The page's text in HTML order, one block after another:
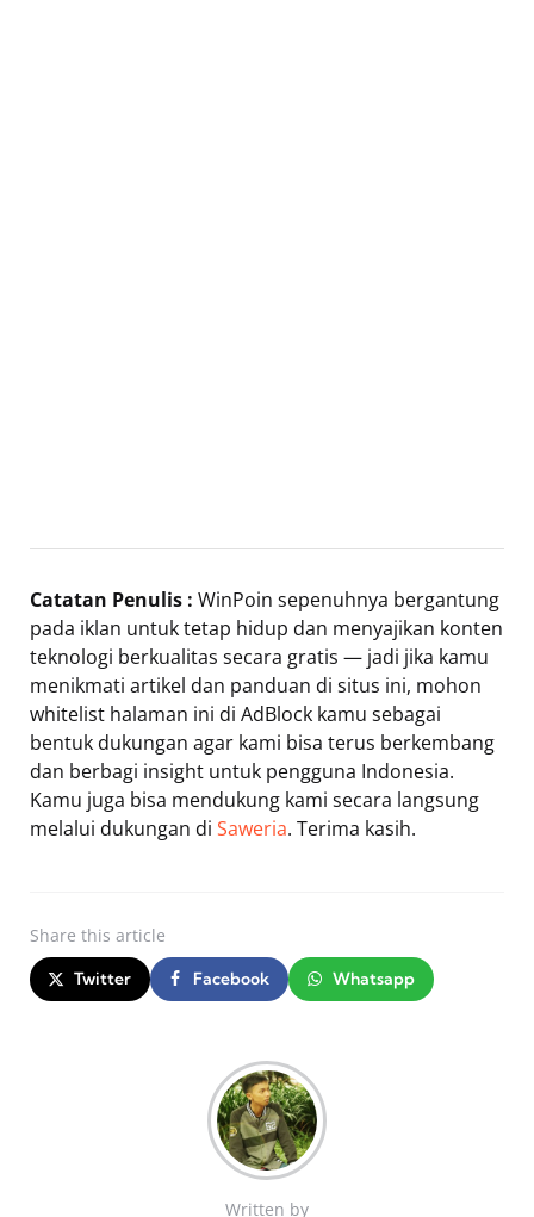
Catatan Penulis : WinPoin sepenuhnya bergantung
pada iklan untuk tetap hidup dan menyajikan konten
teknologi berkualitas secara gratis — jadi jika kamu
menikmati artikel dan panduan di situs ini, mohon
whitelist halaman ini di AdBlock kamu sebagai
bentuk dukungan agar kami bisa terus berkembang
dan berbagi insight untuk pengguna Indonesia.
Kamu juga bisa mendukung kami secara langsung
melalui dukungan di Saweria. Terima kasih.
Share this article
Twitter Facebook Whatsapp
Written by